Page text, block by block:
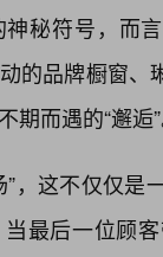
秘符号，而
的品牌橱窗
期而遇的“邂逅
”，这不仅仅
最后一位顾